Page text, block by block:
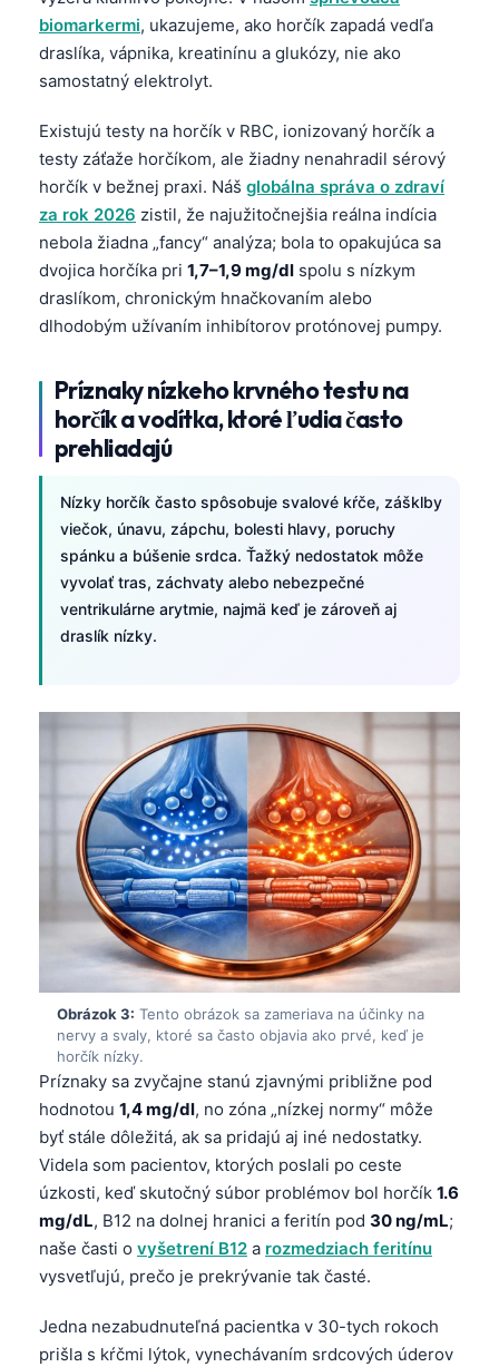
biomarkermi, ukazujeme, ako horčík zapadá vedľa
draslíka, vápnika, kreatinínu a glukózy, nie ako
samostatný elektrolyt.
Existujú testy na horčík v RBC, ionizovaný horčík a
testy záťaže horčíkom, ale žiadny nenahradil sérový
horčík v bežnej praxi. Náš globálna správa o zdraví
za rok 2026 zistil, že najužitočnejšia reálna indícia
nebola žiadna „fancy“ analýza; bola to opakujúca sa
dvojica horčíka pri 1,7–1,9 mg/dl spolu s nízkym
draslíkom, chronickým hnačkovaním alebo
dlhodobým užívaním inhibítorov protónovej pumpy.
Príznaky nízkeho krvného testu na
horčík a vodítka, ktoré ľudia často
prehliadajú
Nízky horčík často spôsobuje svalové kŕče, zášklby
viečok, únavu, zápchu, bolesti hlavy, poruchy
spánku a búšenie srdca. Ťažký nedostatok môže
vyvolať tras, záchvaty alebo nebezpečné
ventrikulárne arytmie, najmä keď je zároveň aj
draslík nízky.
Obrázok 3: Tento obrázok sa zameriava na účinky na
nervy a svaly, ktoré sa často objavia ako prvé, keď je
horčík nízky.
Príznaky sa zvyčajne stanú zjavnými približne pod
hodnotou 1,4 mg/dl, no zóna „nízkej normy“ môže
byť stále dôležitá, ak sa pridajú aj iné nedostatky.
Videla som pacientov, ktorých poslali po ceste
úzkosti, keď skutočný súbor problémov bol horčík 1.6
mg/dL, B12 na dolnej hranici a feritín pod 30 ng/mL;
naše časti o vyšetrení B12 a rozmedziach feritínu
vysvetľujú, prečo je prekrývanie tak časté.
Jedna nezabudnuteľná pacientka v 30-tych rokoch
prišla s kŕčmi lýtok, vynechávaním srdcových úderov